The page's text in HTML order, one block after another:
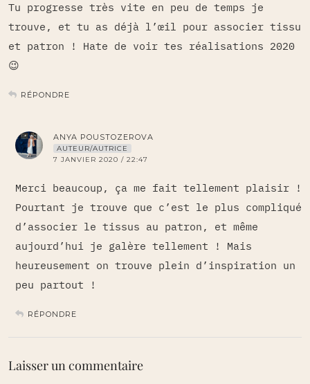
Tu progresse très vite en peu de temps je
trouve, et tu as déjà l’œil pour associer tissu
et patron ! Hate de voir tes réalisations 2020
😉
RÉPONDRE
ANYA POUSTOZEROVA
AUTEUR/AUTRICE
7 JANVIER 2020 / 22:47
Merci beaucoup, ça me fait tellement plaisir !
Pourtant je trouve que c’est le plus compliqué
d’associer le tissus au patron, et même
aujourd’hui je galère tellement ! Mais
heureusement on trouve plein d’inspiration un
peu partout !
RÉPONDRE
Laisser un commentaire